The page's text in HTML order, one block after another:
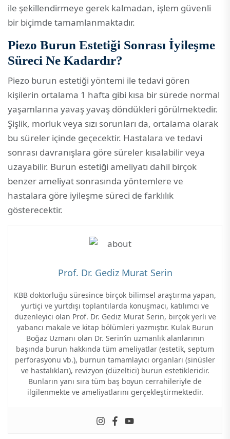
ile şekillendirmeye gerek kalmadan, işlem güvenli
bir biçimde tamamlanmaktadır.
Piezo Burun Estetiği Sonrası İyileşme
Süreci Ne Kadardır?
Piezo burun estetiği yöntemi ile tedavi gören
kişilerin ortalama 1 hafta gibi kısa bir sürede normal
yaşamlarına yavaş yavaş döndükleri görülmektedir.
Şişlik, morluk veya sızı sorunları da, ortalama olarak
bu süreler içinde geçecektir. Hastalara ve tedavi
sonrası davranışlara göre süreler kısalabilir veya
uzayabilir. Burun estetiği ameliyatı dahil birçok
benzer ameliyat sonrasında yöntemlere ve
hastalara göre iyileşme süreci de farklılık
gösterecektir.
Prof. Dr. Gediz Murat Serin
KBB doktorluğu süresince birçok bilimsel araştırma yapan,
yurtiçi ve yurtdışı toplantılarda konuşmacı, katılımcı ve
düzenleyici olan Prof. Dr. Gediz Murat Serin, birçok yerli ve
yabancı makale ve kitap bölümleri yazmıştır. Kulak Burun
Boğaz Uzmanı olan Dr. Serin’in uzmanlık alanlarının
başında burun hakkında tüm ameliyatlar (estetik, septum
perforasyonu vb.), burnun tamamlayıcı organları (sinüsler
ve hastalıkları), revizyon (düzeltici) burun estetikleridir.
Bunların yanı sıra tüm baş boyun cerrahileriyle de
ilgilenmekte ve ameliyatlarını gerçekleştirmektedir.